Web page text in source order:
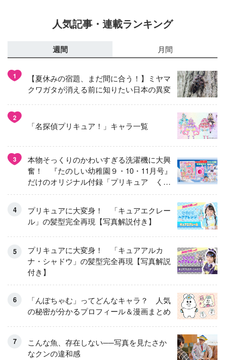
人気記事・連載ランキング
週間 月間
1
【夏休みの宿題、まだ間に合う！】ミヤマ
クワガタが消える前に知りたい日本の異変
2
「名探偵プリキュア！」キャラ一覧
3
本物そっくりのかわいすぎる洗濯機に大興
奮！ 『たのしい幼稚園９・10・11月号』
だけのオリジナル付録「プリキュア くる
くるせんたくき」
プリキュアに大変身！ 「キュアエクレー
ル」の髪型完全再現【写真解説付き】
プリキュアに大変身！ 「キュアアルカ
ナ・シャドウ」の髪型完全再現【写真解説
付き】
「んぽちゃむ」ってどんなキャラ？ 人気
の秘密が分かるプロフィール＆漫画まとめ
こんな魚、存在しない──写真を見たさか
なクンの違和感